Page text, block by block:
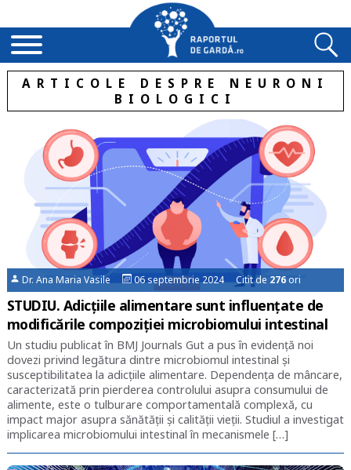
ARTICOLE DESPRE NEURONI
BIOLOGICI
Dr. Ana Maria Vasile 06 septembrie 2024 Citit de 276ori
STUDIU. Adicțiile alimentare sunt influențate de
modificările compoziției microbiomului intestinal
Un studiu publicat în BMJ Journals Gut a pus în evidență noi
dovezi privind legătura dintre microbiomul intestinal și
susceptibilitatea la adicțiile alimentare. Dependența de mâncare,
caracterizată prin pierderea controlului asupra consumului de
alimente, este o tulburare comportamentală complexă, cu
impact major asupra sănătății și calității vieții. Studiul a investigat
implicarea microbiomului intestinal în mecanismele […]